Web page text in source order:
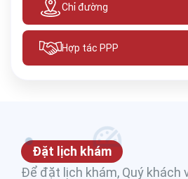
Chỉ đường
Hợp tác PPP
Đặt lịch khám
Để đặt lịch khám, Quý khách